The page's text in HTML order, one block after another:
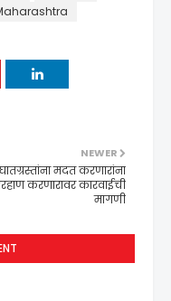
NEWER
मदत करणारांना
करणारावर कारवाईची
मागणी